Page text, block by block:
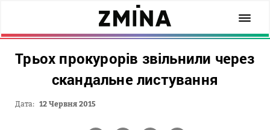
Трьох прокурорів звільнили через
скандальне листування
Дата: 12 Червня 2015